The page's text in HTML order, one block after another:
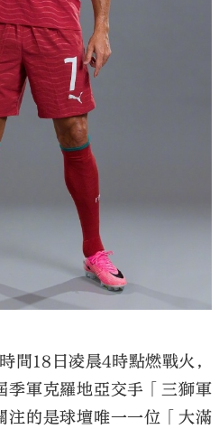
間18日凌晨4時點燃戰火，
季軍克羅地亞交手「三獅軍
注的是球壇唯一一位「大滿